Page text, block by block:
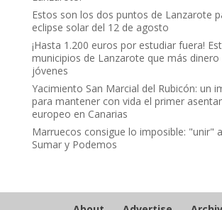
Estos son los dos puntos de Lanzarote
eclipse solar del 12 de agosto
¡Hasta 1.200 euros por estudiar fuera!
municipios de Lanzarote que más dinero
jóvenes
Yacimiento San Marcial del Rubicón: un
para mantener con vida el primer
europeo en Canarias
Marruecos consigue lo imposible: "unir"
Sumar y Podemos